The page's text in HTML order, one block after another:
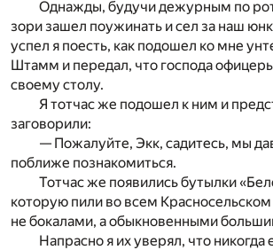
Однажды, будучи дежурным по
зори зашел поужинать и сел за наш
успел я поесть, как подошел ко мне
Штамм и передал, что господа
своему столу.
Я тотчас же подошел к ним и
заговорили:
— Пожалуйте, Экк, садитесь, мы
поближе познакомиться.
Тотчас же появились бутылки
которую пили во всем
не бокалами, а обыкновенными
Напрасно я их уверял, что никогда